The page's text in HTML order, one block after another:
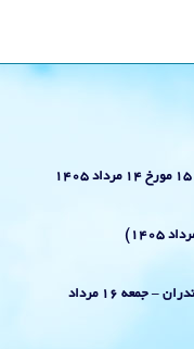
پیش بینی 7 روزه وضع هوای استان مازندران – جمعه 16 مرداد